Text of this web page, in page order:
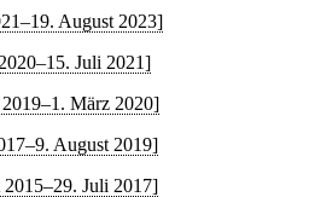
August 2023]
Juli 2021]
März 2020]
August 2019]
2015–29. Juli 2017]